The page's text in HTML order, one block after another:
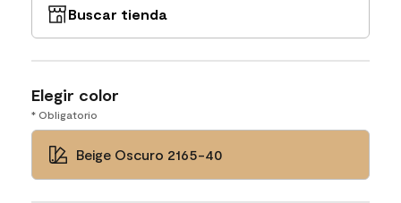
Buscar tienda
Elegir color
* Obligatorio
Beige Oscuro 2165-40